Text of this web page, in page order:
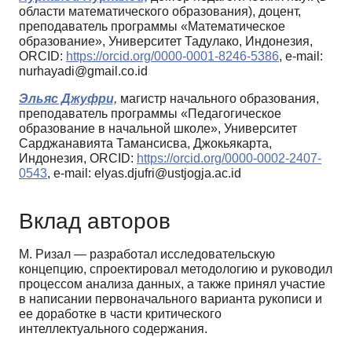
области математического образования), доцент,
преподаватель программы «Математическое
образование», Университет Тадулако, Индонезия,
ORCID: https://orcid.org/0000-0001-8246-5386, e-mail:
nurhayadi@gmail.co.id
Эльяс Джуфри, магистр начального образования,
преподаватель программы «Педагогическое
образование в начальной школе», Университет
Сарджанавията Тамансисва, Джокьякарта,
Индонезия, ORCID: https://orcid.org/0000-0002-2407-
0543, e-mail: elyas.djufri@ustjogja.ac.id
Вклад авторов
М. Ризал — разработал исследовательскую
концепцию, спроектировал методологию и руководил
процессом анализа данных, а также принял участие
в написании первоначального варианта рукописи и
ее доработке в части критического
интеллектуального содержания.